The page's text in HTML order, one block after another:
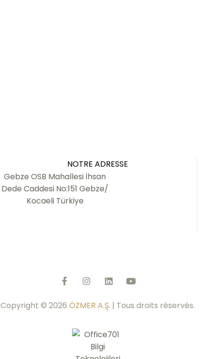
NOTRE ADRESSE
Gebze OSB Mahallesi İhsan
Dede Caddesi No:151 Gebze/
Kocaeli Türkiye
Copyright © 2026 ÖZMER A.Ş. | Tous droits réservés.